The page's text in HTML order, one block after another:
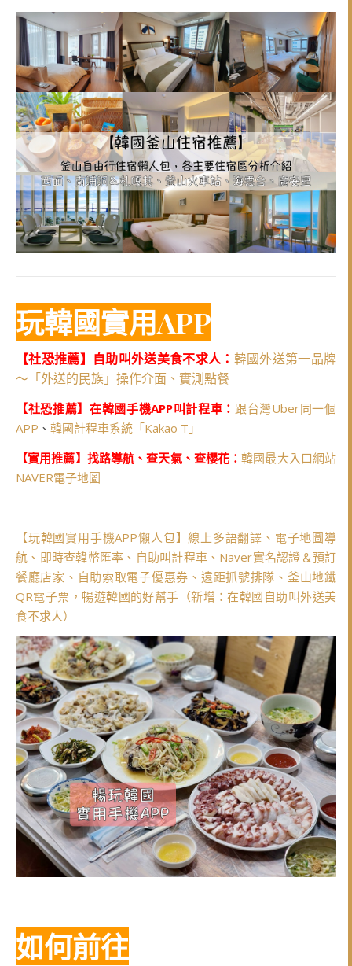
玩韓國實用APP
【社恐推薦】自助叫外送美食不求人： 韓國外送第一品牌
～「外送的民族」操作介面、實測點餐
【社恐推薦】在韓國手機APP叫計程車： 跟台灣Uber同一個
APP 、 韓國計程車系統「Kakao T」
【實用推薦】找路導航、查天氣、查櫻花：韓國最大入口網站
NAVER電子地圖
【玩韓國實用手機APP懶人包】線上多語翻譯、電子地圖導
航、即時查韓幣匯率、自助叫計程車、Naver實名認證＆預訂
餐廳店家、自助索取電子優惠券、遠距抓號排隊、釜山地鐵
QR電子票，暢遊韓國的好幫手（新增：在韓國自助叫外送美
食不求人）
如何前往